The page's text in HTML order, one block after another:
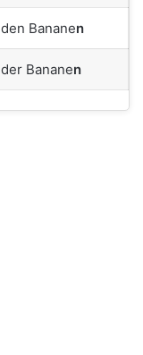
den Bananen
der Bananen